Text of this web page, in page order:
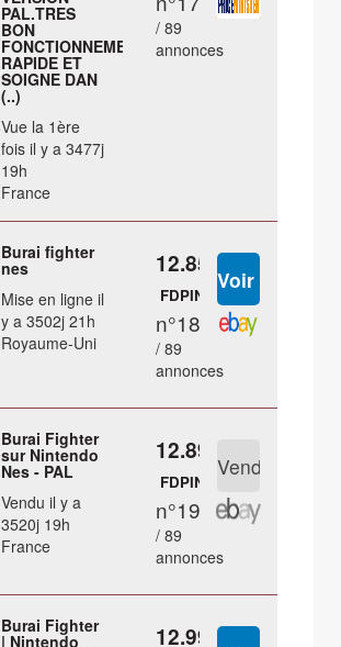
PAL.TRES
BON
FONCTIONNEMENT.ENVOI
RAPIDE ET
SOIGNE DAN
(..)
Vue la 1ère
fois il y a 3477j
19h
France
/ 89
annonces
Burai fighter
nes
Mise en ligne il
y a 3502j 21h
Royaume-Uni
12.85 €
FDPIN
n°18
/ 89
annonces
Burai Fighter
sur Nintendo
Nes - PAL
Vendu il y a
3520j 19h
France
12.89 €
FDPIN
n°19
/ 89
annonces
Burai Fighter
| Nintendo 12.99 €